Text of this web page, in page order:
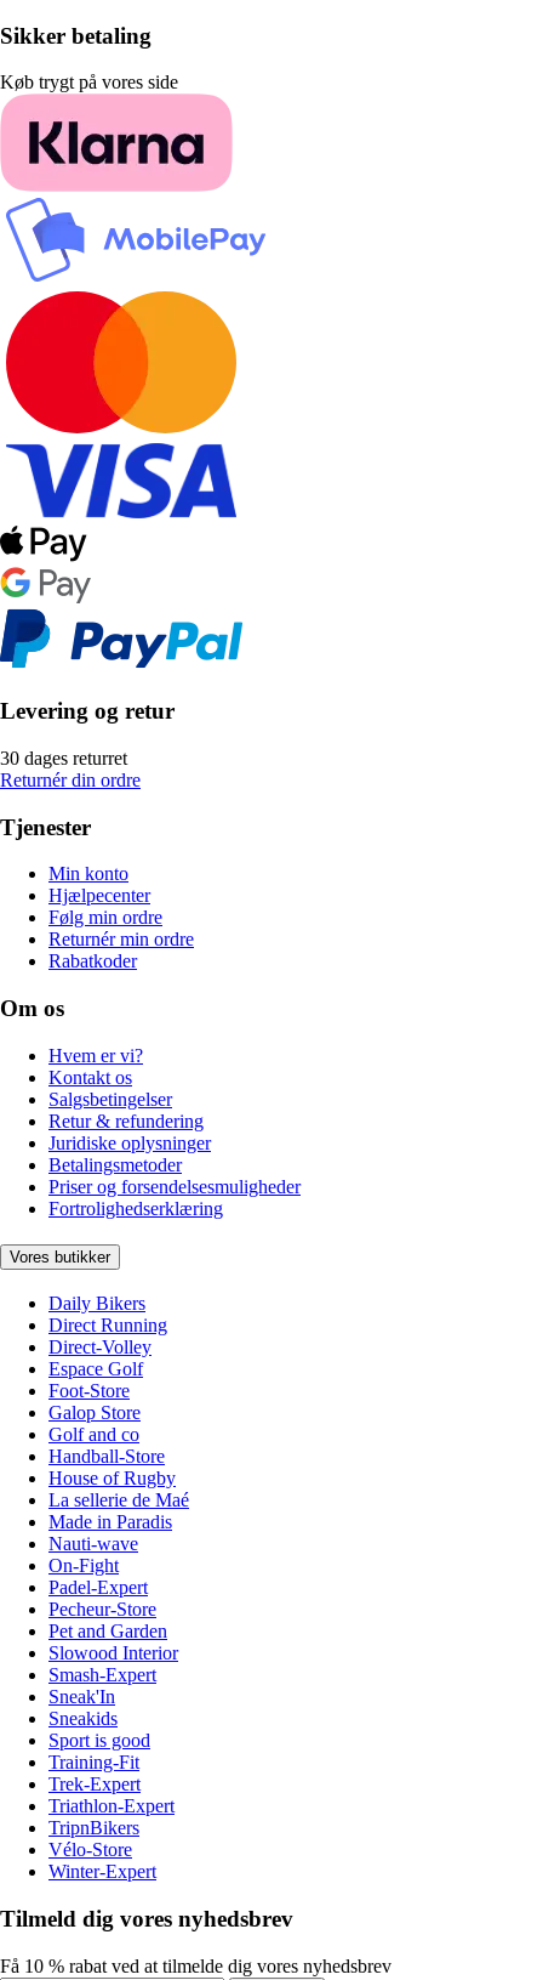
Sikker betaling
Køb trygt på vores side
Levering og retur
30 dages returret
Returnér din ordre
Tjenester
Min konto
Hjælpecenter
Følg min ordre
Returnér min ordre
Rabatkoder
Om os
Hvem er vi?
Kontakt os
Salgsbetingelser
Retur & refundering
Juridiske oplysninger
Betalingsmetoder
Priser og forsendelsesmuligheder
Fortrolighedserklæring
Vores butikker
Daily Bikers
Direct Running
Direct-Volley
Espace Golf
Foot-Store
Galop Store
Golf and co
Handball-Store
House of Rugby
La sellerie de Maé
Made in Paradis
Nauti-wave
On-Fight
Padel-Expert
Pecheur-Store
Pet and Garden
Slowood Interior
Smash-Expert
Sneak'In
Sneakids
Sport is good
Training-Fit
Trek-Expert
Triathlon-Expert
TripnBikers
Vélo-Store
Winter-Expert
Tilmeld dig vores nyhedsbrev
Få 10 % rabat ved at tilmelde dig vores nyhedsbrev